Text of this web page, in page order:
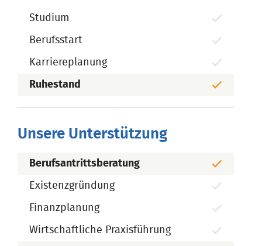
Studium
Berufsstart
Karriereplanung
Ruhestand
Unsere Unterstützung
Berufsantrittsberatung
Existenzgründung
Finanzplanung
Wirtschaftliche Praxisführung